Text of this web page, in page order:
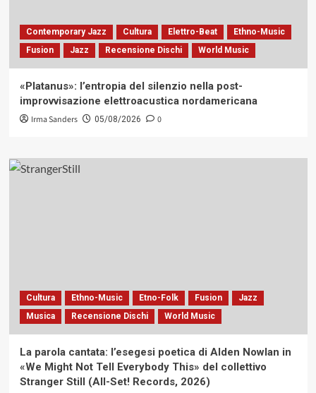
Contemporary Jazz Cultura Elettro-Beat
Ethno-Music
Fusion
Jazz Recensione Dischi World Music
«Platanus»: l’entropia del silenzio nella post-
improvvisazione elettroacustica nordamericana
Irma Sanders 05/08/2026 0
Cultura Ethno-Music Etno-Folk Fusion
Jazz
Musica
Recensione Dischi World Music
La parola cantata: l’esegesi poetica di Alden Nowlan in
«We Might Not Tell Everybody This» del collettivo
Stranger Still (All-Set! Records, 2026)